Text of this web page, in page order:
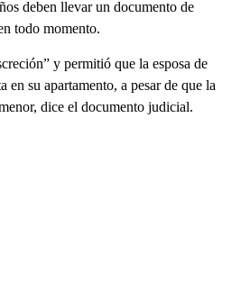
deben llevar un documento de
todo momento.
y permitió que la esposa de
su apartamento, a pesar de que la
dice el documento judicial.